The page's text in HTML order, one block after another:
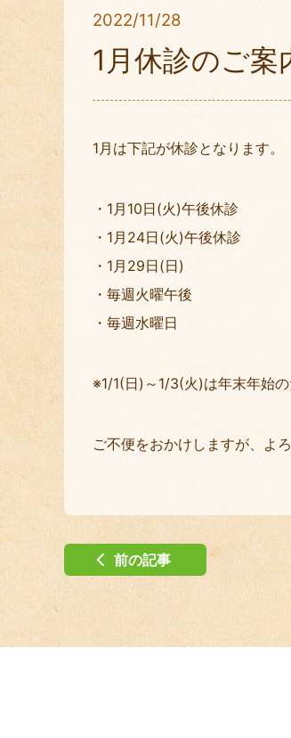
2022/11/28
1月休診のご案
1月は下記が休診となります。
・1月10日(火)午後休診
・1月24日(火)午後休診
・1月29日(日)
・毎週火曜午後
・毎週水曜日
※1/1(日)～1/3(火)は年末年始の
ご不便をおかけしますが、よ
前の記事